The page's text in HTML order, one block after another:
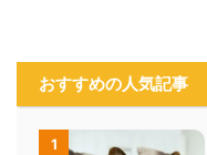
おすすめの人気記事
1